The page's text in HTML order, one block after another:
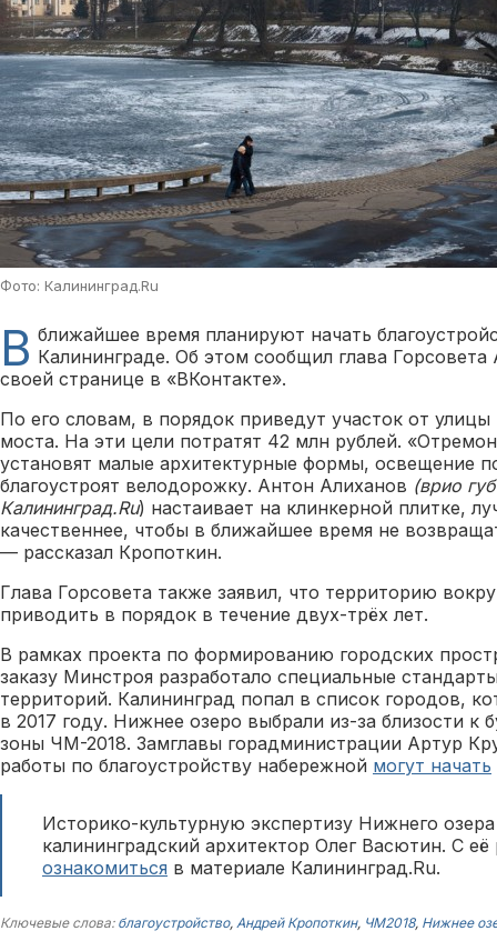
Фото: Калининград.Ru
В ближайшее время планируют начать
Калининграде. Об этом сообщил глава
своей странице в «ВКонтакте».
По его словам, в порядок приведут участок от
моста. На эти цели потратят 42 млн рублей.
установят малые архитектурные формы, освещение
благоустроят велодорожку. Антон Алиханов (врио
Калининград.Ru) настаивает на клинкерной плитке,
качественнее, чтобы в ближайшее время не
— рассказал Кропоткин.
Глава Горсовета также заявил, что территорию
приводить в порядок в течение двух-трёх лет.
В рамках проекта по формированию городских
заказу Минстроя разработало специальные
территорий. Калининград попал в список городов,
в 2017 году. Нижнее озеро выбрали из-за близости к
зоны ЧМ-2018. Замглавы горадминистрации Артур
работы по благоустройству набережной могут начать
Историко-культурную экспертизу Нижнего
калининградский архитектор Олег Васютин. С
ознакомиться в материале Калининград.Ru.
Ключевые слова: благоустройство, Андрей Кропоткин, ЧМ2018, Нижнее